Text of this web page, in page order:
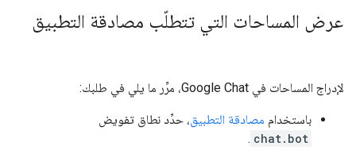
عرض المساحات التي تتطلّب مصادقة التطبيق
لإدراج المساحات في Google Chat، مرِّر ما يلي في طلبك:
باستخدام مصادقة التطبيق، حدِّد نطاق تفويض
chat.bot
.